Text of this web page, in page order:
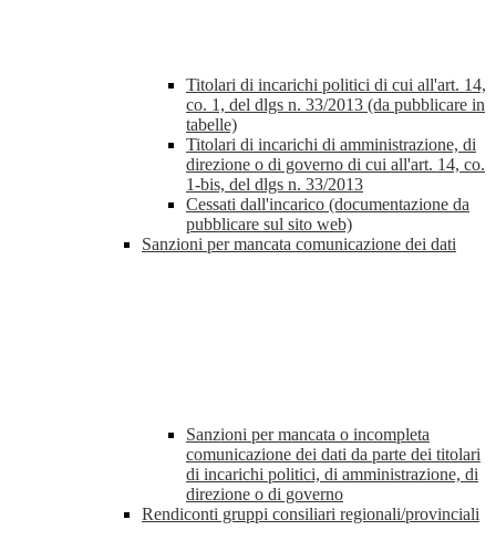
Titolari di incarichi politici di cui all'art. 14,
co. 1, del dlgs n. 33/2013 (da pubblicare in
tabelle)
Titolari di incarichi di amministrazione, di
direzione o di governo di cui all'art. 14, co.
1-bis, del dlgs n. 33/2013
Cessati dall'incarico (documentazione da
pubblicare sul sito web)
Sanzioni per mancata comunicazione dei dati
Sanzioni per mancata o incompleta
comunicazione dei dati da parte dei titolari
di incarichi politici, di amministrazione, di
direzione o di governo
Rendiconti gruppi consiliari regionali/provinciali